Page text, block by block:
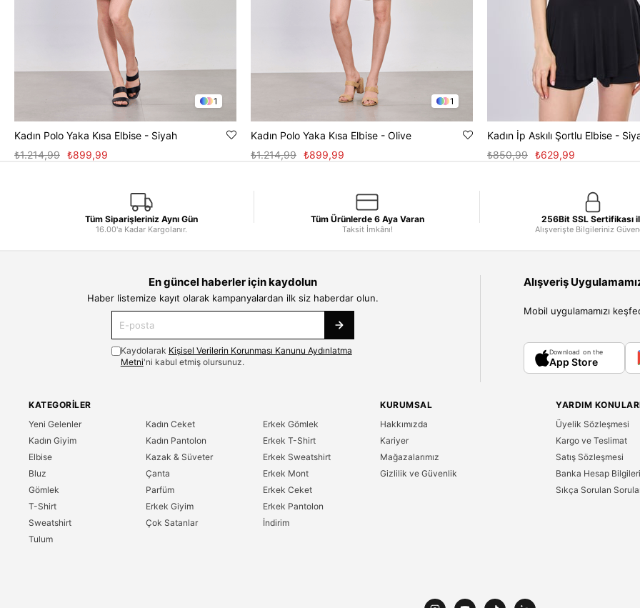
1
Kadın Polo Yaka Kısa Elbise - Siyah
₺899,99
₺1.214,99
1
Kadın Polo Yaka Kısa Elbise - Olive
₺899,99
₺1.214,99
Kadın İp Askılı Şortlu Elbise -
₺629,99
₺850,99
Tüm Siparişleriniz Aynı Gün
16.00'a Kadar Kargolanır.
Tüm Ürünlerde 6 Aya Varan
Taksit İmkânı!
256Bit SSL Sertifikası
Alışverişte Bilgileriniz
En güncel haberler için kaydolun
Haber listemize kayıt olarak kampanyalardan ilk siz haberdar olun.
Kaydolarak Kişisel Verilerin Korunması Kanunu Aydınlatma
Metni'ni kabul etmiş olursunuz.
Alışveriş
Mobil uygulamamızı
Download on the
App Store
KATEGORILER
Yeni Gelenler
Kadın Giyim
Elbise
Bluz
Gömlek
T-Shirt
Sweatshirt
Tulum
Kadın Ceket
Kadın Pantolon
Kazak & Süveter
Çanta
Parfüm
Erkek Giyim
Çok Satanlar
Erkek Gömlek
Erkek T-Shirt
Erkek Sweatshirt
Erkek Mont
Erkek Ceket
Erkek Pantolon
İndirim
KURUMSAL
Hakkımızda
Kariyer
Mağazalarımız
Gizlilik ve Güvenlik
YARDIM
Üyelik Sözleşmesi
Kargo ve Teslimat
Satış Sözleşmesi
Banka Hesap Bilgileri
Sıkça Sorulan